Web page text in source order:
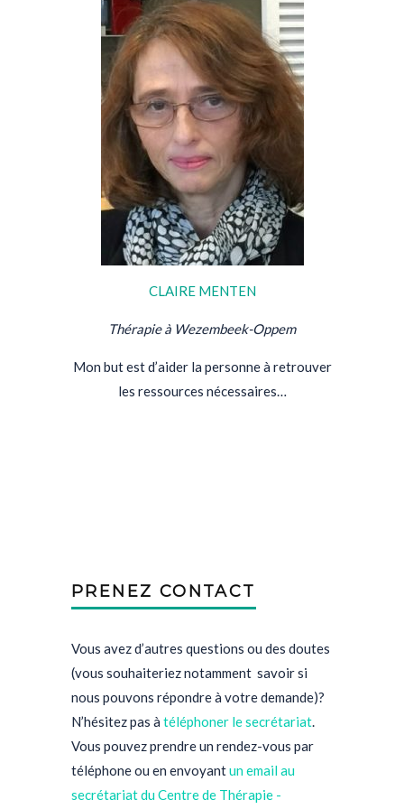
CLAIRE MENTEN
Thérapie à Wezembeek-Oppem
Mon but est d’aider la personne à retrouver
les ressources nécessaires…
PRENEZ CONTACT
Vous avez d’autres questions ou des doutes
(vous souhaiteriez notamment savoir si
nous pouvons répondre à votre demande)?
N’hésitez pas à téléphoner le secrétariat.
Vous pouvez prendre un rendez-vous par
téléphone ou en envoyantun email au
secrétariatdu Centre de Thérapie -